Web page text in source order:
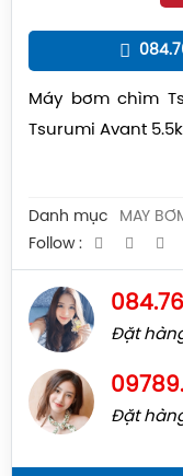
Máy bơm chìm
Tsurumi Avant
Danh mục
MÁY
Follow :
Đặt
Đặt